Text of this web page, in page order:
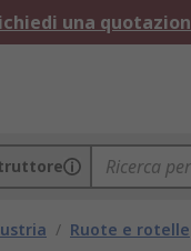
una
/ Ruote e rotelle